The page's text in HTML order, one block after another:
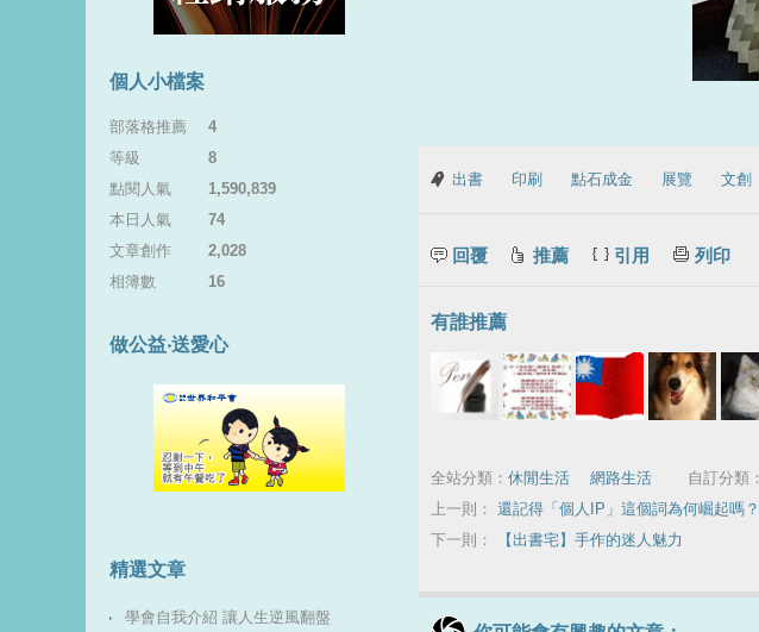
出書 印刷 點石成金 展覽 文創
回覆 推薦 引用 列印
有誰推薦
全站分類： 休閒生活 網路生活 自訂分類：
上一則： 還記得「個人IP」這個詞為何崛起嗎？
下一則：
【出書宅】手作的迷人魅力
個人小檔案
部落格推薦
4
等級
8
點閱人氣
1,590,839
本日人氣
74
文章創作
2,028
相簿數
16
做公益‧送愛心
精選文章
學會自我介紹 讓人生逆風翻盤